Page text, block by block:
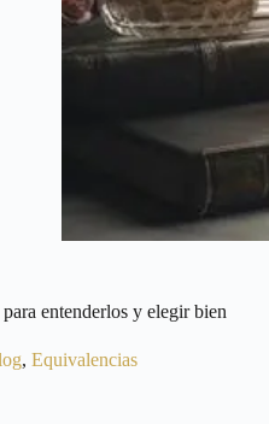
entenderlos y elegir bien
, Equivalencias